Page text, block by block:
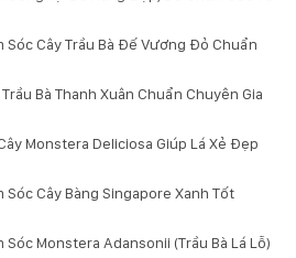
Sóc Cây Trầu Bà Đế Vương Đỏ Chuẩn
Bà Thanh Xuân Chuẩn Chuyên Gia
Monstera Deliciosa Giúp Lá Xẻ Đẹp
Sóc Cây Bàng Singapore Xanh Tốt
Sóc Monstera Adansonii (Trầu Bà Lá Lỗ)